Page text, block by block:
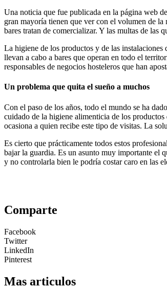
Una noticia que fue publicada en la página web
gran mayoría tienen que ver con el volumen de la
bares tratan de comercializar. Y las multas de las
La higiene de los productos y de las instalaciones
llevan a cabo a bares que operan en todo el
responsables de negocios hosteleros que han
Un problema que quita el sueño a muchos
Con el paso de los años, todo el mundo se ha
cuidado de la higiene alimenticia de los
ocasiona a quien recibe este tipo de visitas. La
Es cierto que prácticamente todos estos
bajar la guardia. Es un asunto muy importante el
y no controlarla bien le podría costar caro en las
Comparte
Facebook
Twitter
LinkedIn
Pinterest
Mas articulos